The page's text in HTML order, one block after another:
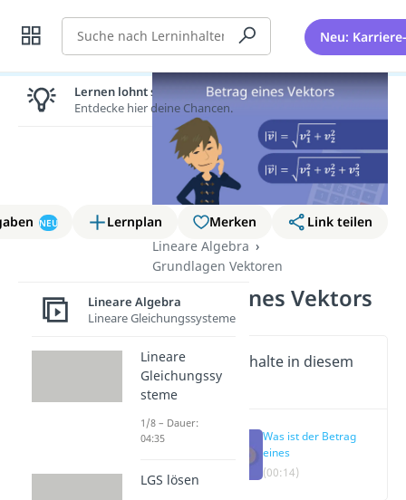
Suche Neu:
NEU Lernplan Merken
Link teilen
Lineare Algebra
Grundlagen Vektoren
Betrag eines Vektors
Wichtige Inhalte in diesem
Video
Was ist der Betrag
eines
(00:14)
Lernen lohnt sich!
Entdecke hier deine Chancen.
Lineare Algebra
Lineare Gleichungssysteme
Lineare
Gleichungssy
steme
1/8 – Dauer:
04:35
LGS lösen